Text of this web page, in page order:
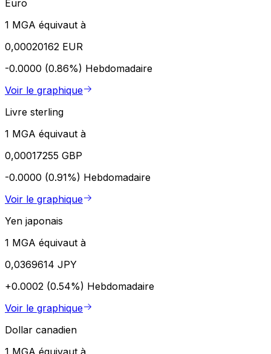
Euro
1 MGA équivaut à
0,00020162 EUR
-0.0000 (0.86%) Hebdomadaire
Voir le graphique
Livre sterling
1 MGA équivaut à
0,00017255 GBP
-0.0000 (0.91%) Hebdomadaire
Voir le graphique
Yen japonais
1 MGA équivaut à
0,0369614 JPY
+0.0002 (0.54%) Hebdomadaire
Voir le graphique
Dollar canadien
1 MGA équivaut à